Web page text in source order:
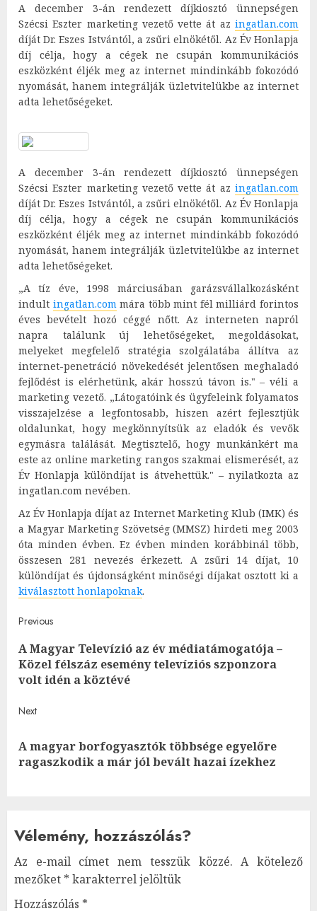
A december 3-án rendezett díjkiosztó ünnepségen
Szécsi Eszter marketing vezető vette át az ingatlan.com
díját Dr. Eszes Istvántól, a zsűri elnökétől. Az Év Honlapja
díj célja, hogy a cégek ne csupán kommunikációs
eszközként éljék meg az internet mindinkább fokozódó
nyomását, hanem integrálják üzletvitelükbe az internet
adta lehetőségeket.
A december 3-án rendezett díjkiosztó ünnepségen
Szécsi Eszter marketing vezető vette át az ingatlan.com
díját Dr. Eszes Istvántól, a zsűri elnökétől. Az Év Honlapja
díj célja, hogy a cégek ne csupán kommunikációs
eszközként éljék meg az internet mindinkább fokozódó
nyomását, hanem integrálják üzletvitelükbe az internet
adta lehetőségeket.
„A tíz éve, 1998 márciusában garázsvállalkozásként
indult ingatlan.commára több mint fél milliárd forintos
éves bevételt hozó céggé nőtt. Az interneten napról
napra találunk új lehetőségeket, megoldásokat,
melyeket megfelelő stratégia szolgálatába állítva az
internet-penetráció növekedését jelentősen meghaladó
fejlődést is elérhetünk, akár hosszú távon is." – véli a
marketing vezető. „Látogatóink és ügyfeleink folyamatos
visszajelzése a legfontosabb, hiszen azért fejlesztjük
oldalunkat, hogy megkönnyítsük az eladók és vevők
egymásra találását. Megtisztelő, hogy munkánkért ma
este az online marketing rangos szakmai elismerését, az
Év Honlapja különdíjat is átvehettük." – nyilatkozta az
ingatlan.com nevében.
Az Év Honlapja díjat az Internet Marketing Klub (IMK) és
a Magyar Marketing Szövetség (MMSZ) hirdeti meg 2003
óta minden évben. Ez évben minden korábbinál több,
összesen 281 nevezés érkezett. A zsűri 14 díjat, 10
különdíjat és újdonságként minőségi díjakat osztott ki a
kiválasztott honlapoknak.
Post
navigation
Previous
A Magyar Televízió az év médiatámogatója –
Közel félszáz esemény televíziós szponzora
volt idén a köztévé
Next
Next
post:
A magyar borfogyasztók többsége egyelőre
ragaszkodik a már jól bevált hazai ízekhez
Vélemény, hozzászólás?
Az e-mail címet nem tesszük közzé. A kötelező
mezőket * karakterrel jelöltük
Hozzászólás *